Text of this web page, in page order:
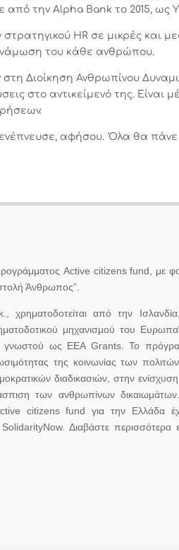
από τηνAlpha Bank το 2015, ως
HR σε μικρές και
του κάθε ανθρώπου.
στη Διοίκηση Ανθρωπίνου
στo αντικείμενό της.
ενέπνευσε, αφήσου. Όλα θα πάνε
Active citizens fund, με
Άνθρωπος”.
από την
μηχανισμού του
ως EEA Grants. Το
της κοινωνίας των
διαδικασιών, στην
των ανθρωπίνων
citizens fund για την Ελλάδα
Διαβάστε περισσότερα